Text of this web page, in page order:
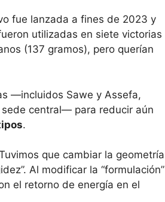
fue lanzada a fines de 2023 y
utilizadas en siete victorias
(137 gramos), pero querían
—incluidos Sawe y Assefa,
central— para reducir aún
.
que cambiar la geometría
Al modificar la “formulación”
el retorno de energía en el